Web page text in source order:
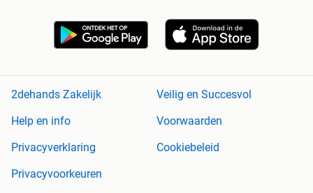
2dehands Zakelijk
Veilig en Succesvol
Help en info
Voorwaarden
Privacyverklaring
Cookiebeleid
Privacyvoorkeuren